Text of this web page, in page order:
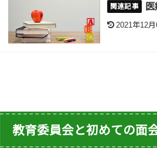
2021年12月
教育委員会と初めての面